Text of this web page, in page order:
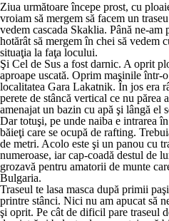
Ziua următoare începe prost, cu
vroiam să mergem să facem un
vedem cascada Skaklia. Până ne-
hotărât să mergem în chei să vedem
situaţia la faţa locului.
Şi Cel de Sus a fost darnic. A oprit
aproape uscată. Oprim maşinile într-
localitatea Gara Lakatnik. În jos era
perete de stâncă vertical ce nu părea
amenajat un bazin cu apă şi lângă el
Dar totuşi, pe unde naiba e intrarea
băieţi care se ocupă de rafting.
de metri. Acolo este şi un panou cu
numeroase, iar cap-coadă destul de
grozavă pentru amatorii de munte
Bulgaria.
Traseul te lasa masca după primii
printre stânci. Nici nu am apucat să
şi oprit. Pe cât de dificil pare traseul